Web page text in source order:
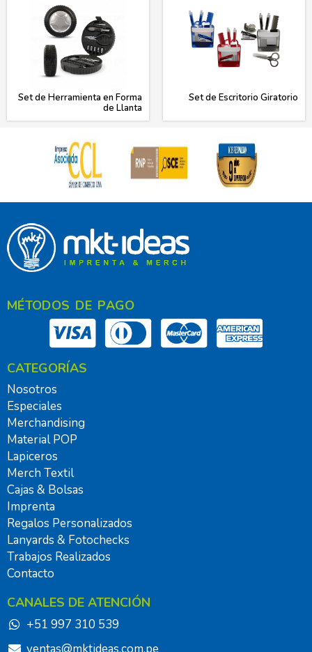
Set de Herramienta en Forma
de Llanta
Set de Escritorio Giratorio
MÉTODOS DE PAGO
CATEGORÍAS
Nosotros
Especiales
Merchandising
Material POP
Lapiceros
Merch Textil
Cajas & Bolsas
Imprenta
Regalos Personalizados
Lanyards & Fotochecks
Trabajos Realizados
Contacto
CANALES DE ATENCIÓN
+51 997 310 539
ventas@mktideas.com.pe